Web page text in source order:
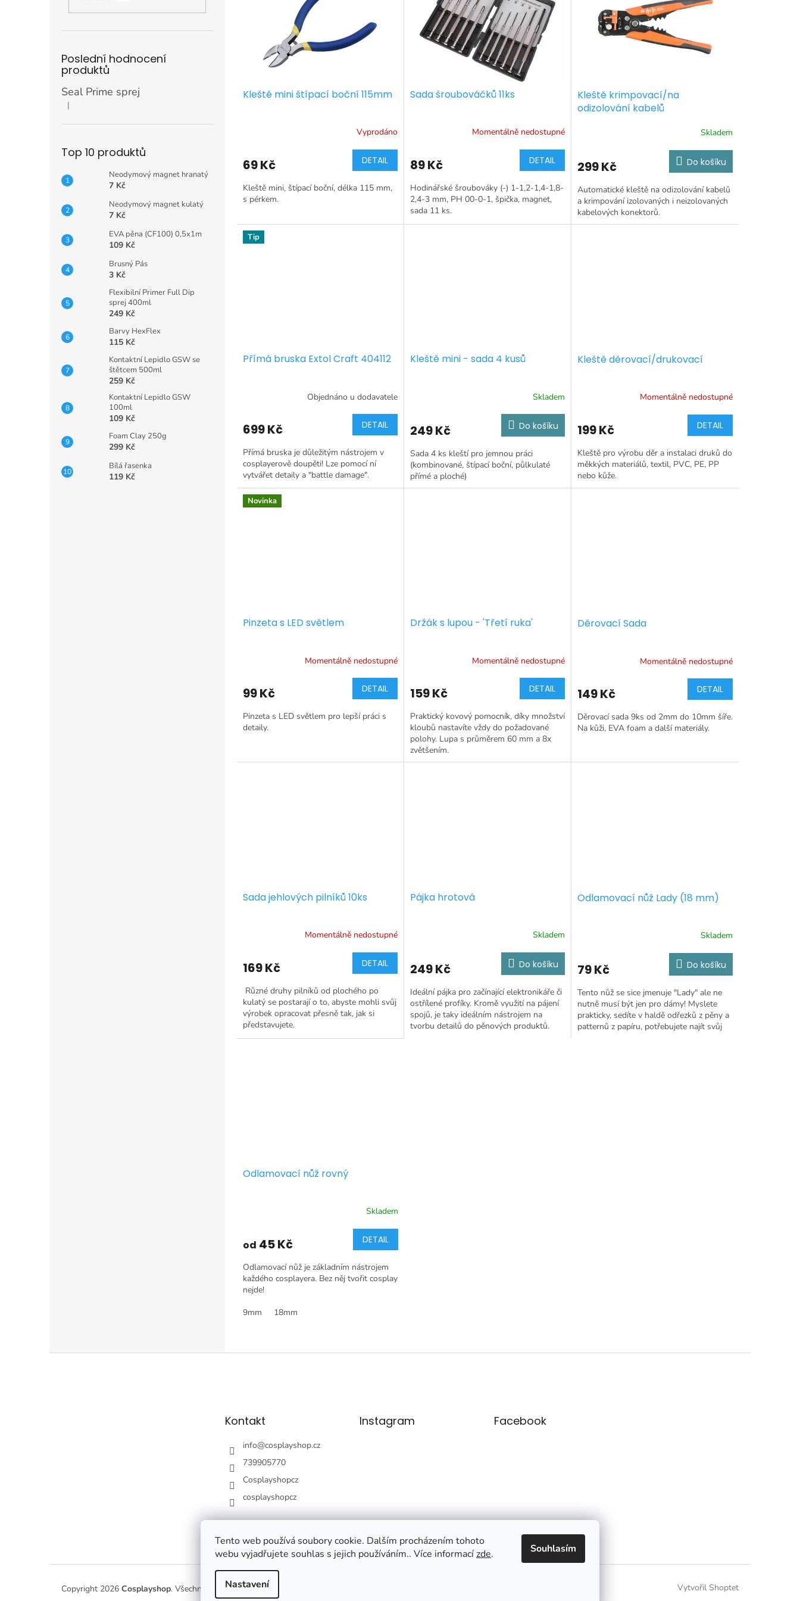
Tento web používá soubory cookie. Dalším procházením tohoto
webu vyjadřujete souhlas s jejich používáním.. Více informacízde.
Nastavení
Souhlasím
Poslední hodnocení
produktů
Seal Prime sprej
Hodnocení produktu je 5 z 5 hvězdiček.
|
Top 10 produktů
Neodymový magnet hranatý
7 Kč
Neodymový magnet kulatý
7 Kč
EVA pěna (CF100) 0,5x1m
109 Kč
Brusný Pás
3 Kč
Flexibilní Primer Full Dip
sprej 400ml
249 Kč
Barvy HexFlex
115 Kč
Kontaktní Lepidlo GSW se
štětcem 500ml
259 Kč
Kontaktní Lepidlo GSW
100ml
109 Kč
Foam Clay 250g
299 Kč
Bílá řasenka
119 Kč
Kleště mini štípací boční 115mm
Vyprodáno
69 Kč DETAIL
Kleště mini, štípací boční, délka 115 mm,
s pérkem.
Sada šroubováčků 11ks
Momentálně nedostupné
89 Kč DETAIL
Hodinářské šroubováky (-) 1-1,2-1,4-1,8-
2,4-3 mm, PH 00-0-1, špička, magnet,
sada 11 ks.
Kleště krimpovací/na
odizolování kabelů
Skladem
299 Kč Do košíku
Automatické kleště na odizolování kabelů
a krimpování izolovaných i neizolovaných
kabelových konektorů.
Tip
Přímá bruska Extol Craft 404112
Objednáno u dodavatele
699 Kč DETAIL
Přímá bruska je důležitým nástrojem v
cosplayerově doupěti! Lze pomocí ní
vytvářet detaily a "battle damage".
Kleště mini - sada 4 kusů
Skladem
249 Kč Do košíku
Sada 4 ks kleští pro jemnou práci
(kombinované, štípací boční, půlkulaté
přímé a ploché)
Kleště děrovací/drukovací
Momentálně nedostupné
199 Kč DETAIL
Kleště pro výrobu děr a instalaci druků do
měkkých materiálů, textil, PVC, PE, PP
nebo kůže.
Novinka
Pinzeta s LED světlem
Momentálně nedostupné
99 Kč DETAIL
Pinzeta s LED světlem pro lepší práci s
detaily.
Držák s lupou - 'Třetí ruka'
Momentálně nedostupné
159 Kč DETAIL
Praktický kovový pomocník, díky množství
kloubů nastavíte vždy do požadované
polohy. Lupa s průměrem 60 mm a 8x
zvětšením.
Děrovací Sada
Momentálně nedostupné
149 Kč DETAIL
Děrovací sada 9ks od 2mm do 10mm šíře.
Na kůži, EVA foam a další materiály.
Sada jehlových pilníků 10ks
Momentálně nedostupné
169 Kč DETAIL
Různé druhy pilníků od plochého po
kulatý se postarají o to, abyste mohli svůj
výrobek opracovat přesně tak, jak si
představujete.
Pájka hrotová
Skladem
249 Kč Do košíku
Ideální pájka pro začínající elektronikáře či
ostřílené profíky. Kromě využití na pájení
spojů, je taky ideálním nástrojem na
tvorbu detailů do pěnových produktů.
Odlamovací nůž Lady (18 mm)
Skladem
79 Kč Do košíku
Tento nůž se sice jmenuje "Lady" ale ne
nutně musí být jen pro dámy! Myslete
prakticky, sedíte v haldě odřezků z pěny a
patternů z papíru, potřebujete najít svůj
Odlamovací nůž rovný
Skladem
od 45 Kč DETAIL
Odlamovací nůž je základním nástrojem
každého cosplayera. Bez něj tvořit cosplay
nejde!
9mm
18mm
v
i
Kontakt
info@cosplayshop.cz
739905770
Cosplayshopcz
cosplayshopcz
Instagram Facebook
Vytvořil Shoptet
Copyright 2026 Cosplayshop. Všechna práva vyhrazena.